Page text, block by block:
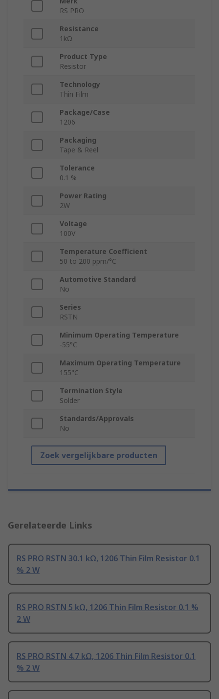
RS PRO
Resistance
1kΩ
Product Type
Resistor
Technology
Thin Film
Package/Case
1206
Packaging
Tape & Reel
Tolerance
0.1 %
Power Rating
2W
Voltage
100V
Temperature Coefficient
50 to 200 ppm/°C
Automotive Standard
No
Series
RSTN
Minimum Operating Temperature
-55°C
Maximum Operating Temperature
155°C
Termination Style
Solder
Standards/Approvals
No
Zoek vergelijkbare producten
Gerelateerde Links
RS PRO RSTN 30.1 kΩ, 1206 Thin Film Resistor 0.1
% 2 W
RS PRO RSTN 5 kΩ, 1206 Thin Film Resistor 0.1 %
2 W
RS PRO RSTN 4.7 kΩ, 1206 Thin Film Resistor 0.1
% 2 W